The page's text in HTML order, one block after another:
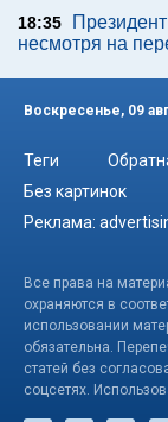
18:35
несмотря на
Воскресенье, 09
Теги
Без картинок
Реклама:
Все права на
охраняются в
использовании
обязательна.
статей без
соцсетях.